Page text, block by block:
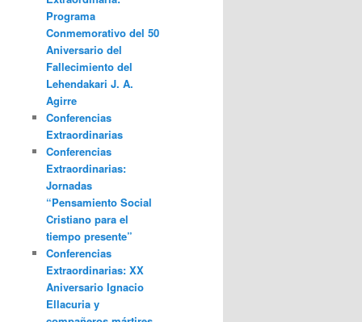
Programa
Conmemorativo del 50
Aniversario del
Fallecimiento del
Lehendakari J. A.
Agirre
Conferencias
Extraordinarias
Conferencias
Extraordinarias:
Jornadas
“Pensamiento Social
Cristiano para el
tiempo presente”
Conferencias
Extraordinarias: XX
Aniversario Ignacio
Ellacuria y